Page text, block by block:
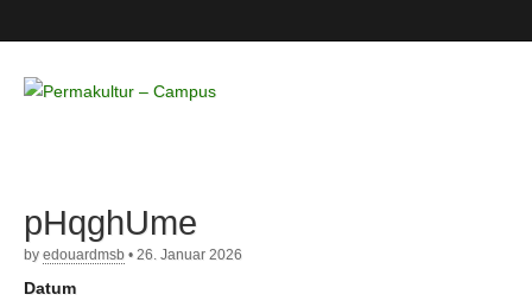
– Campus
pHqghUme
by edouardmsb • 26. Januar 2026
Datum